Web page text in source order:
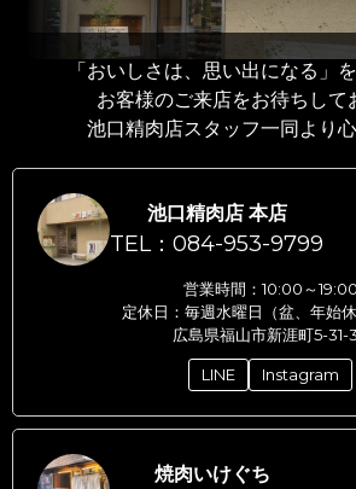
「おいしさは、思い出になる」
お客様のご来店をお待ちして
池口精肉店スタッフ一同より心
池口精肉店 本店
TEL：084-953-9799
営業時間：10:00～19:00
定休日：毎週水曜日（盆、年始休
広島県福山市新涯町5-31-
LINE Instagram
焼肉いけぐち